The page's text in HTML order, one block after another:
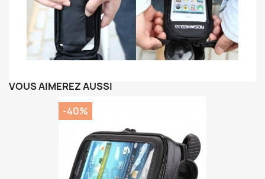
VOUS AIMEREZ AUSSI
-40%